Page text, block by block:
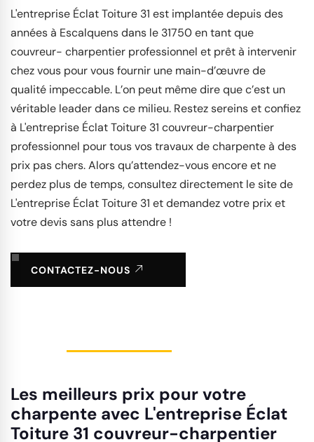
L'entreprise Éclat Toiture 31 est implantée depuis des
années à Escalquens dans le 31750 en tant que
couvreur- charpentier professionnel et prêt à intervenir
chez vous pour vous fournir une main-d’œuvre de
qualité impeccable. L’on peut même dire que c’est un
véritable leader dans ce milieu. Restez sereins et confiez
à L'entreprise Éclat Toiture 31 couvreur-charpentier
professionnel pour tous vos travaux de charpente à des
prix pas chers. Alors qu’attendez-vous encore et ne
perdez plus de temps, consultez directement le site de
L'entreprise Éclat Toiture 31 et demandez votre prix et
votre devis sans plus attendre !
CONTACTEZ-NOUS
Les meilleurs prix pour votre
charpente avec L'entreprise Éclat
Toiture 31 couvreur-charpentier